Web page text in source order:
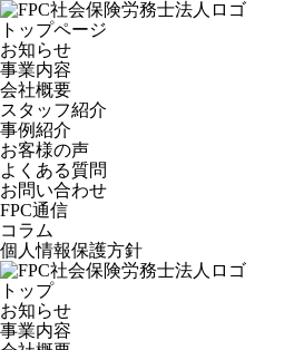
トップページ
お知らせ
事業内容
会社概要
スタッフ紹介
事例紹介
お客様の声
よくある質問
お問い合わせ
FPC通信
コラム
個人情報保護方針
トップ
お知らせ
事業内容